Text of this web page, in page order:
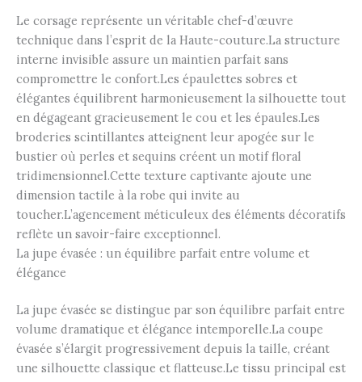
Le corsage représente un véritable chef-d’œuvre
technique dans l’esprit de la Haute-couture.La structure
interne invisible assure un maintien parfait sans
compromettre le confort.Les épaulettes sobres et
élégantes équilibrent harmonieusement la silhouette tout
en dégageant gracieusement le cou et les épaules.Les
broderies scintillantes atteignent leur apogée sur le
bustier où perles et sequins créent un motif floral
tridimensionnel.Cette texture captivante ajoute une
dimension tactile à la robe qui invite au
toucher.L’agencement méticuleux des éléments décoratifs
reflète un savoir-faire exceptionnel.
La jupe évasée : un équilibre parfait entre volume et
élégance
La jupe évasée se distingue par son équilibre parfait entre
volume dramatique et élégance intemporelle.La coupe
évasée s’élargit progressivement depuis la taille, créant
une silhouette classique et flatteuse.Le tissu principal est